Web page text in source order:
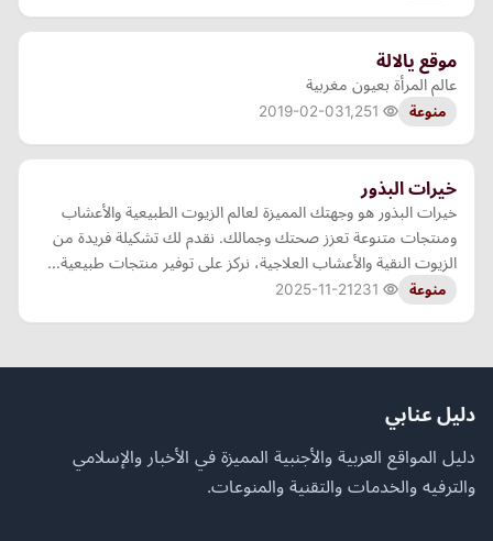
موقع يالالة
عالم المرأة بعيون مغربية‎
منوعة 2019-02-03
خيرات البذور
خيرات البذور هو وجهتك المميزة لعالم الزيوت الطبيعية والأعشاب
ومنتجات متنوعة تعزز صحتك وجمالك. نقدم لك تشكيلة فريدة من
الزيوت النقية والأعشاب العلاجية، نركز على توفير منتجات طبيعية…
منوعة 2025-11-21
دليل عنابي
دليل المواقع العربية والأجنبية المميزة في الأخبار والإسلامي
والترفيه والخدمات والتقنية والمنوعات.